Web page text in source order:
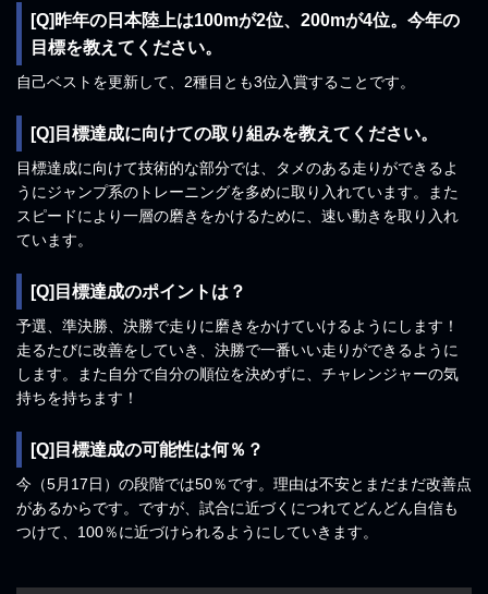
[Q]昨年の日本陸上は100mが2位、200mが4位。今年の
目標を教えてください。
自己ベストを更新して、2種目とも3位入賞することです。
[Q]目標達成に向けての取り組みを教えてください。
目標達成に向けて技術的な部分では、タメのある走りができるよ
うにジャンプ系のトレーニングを多めに取り入れています。また
スピードにより一層の磨きをかけるために、速い動きを取り入れ
ています。
[Q]目標達成のポイントは？
予選、準決勝、決勝で走りに磨きをかけていけるようにします！
走るたびに改善をしていき、決勝で一番いい走りができるように
します。また自分で自分の順位を決めずに、チャレンジャーの気
持ちを持ちます！
[Q]目標達成の可能性は何％？
今（5月17日）の段階では50％です。理由は不安とまだまだ改善点
があるからです。ですが、試合に近づくにつれてどんどん自信も
つけて、100％に近づけられるようにしていきます。